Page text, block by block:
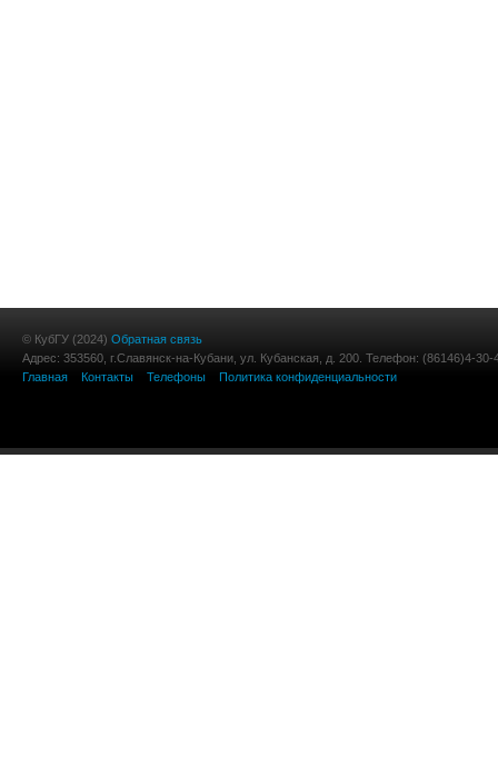
© КубГУ (2024) Обратная связь
Адрес: 353560, г.Славянск-на-Кубани, ул. Кубанская, д. 200. Телефон: (86146)4-30-
Главная
Контакты Телефоны Политика конфиденциальности